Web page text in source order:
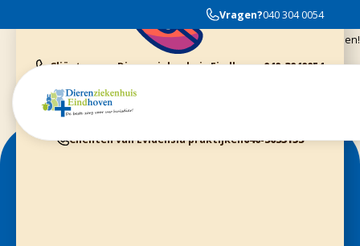
Vragen?040 304 0054
Wij zijn zeer tevreden. Ze hebben onze Mayra heel goed behandeld en ze
waren erg professioneel en vriendelijk. Ik adviseer iedereen zeker met hun
geliefde huisdier hier in te komen!
Cliënten van Dierenziekenhuis Eindhoven040-3040054
Dieren Gezondheids Centrum Geldrop
Cliënten van Kring Eindhoven
Cliënten van Evidensia praktijken040-3035153